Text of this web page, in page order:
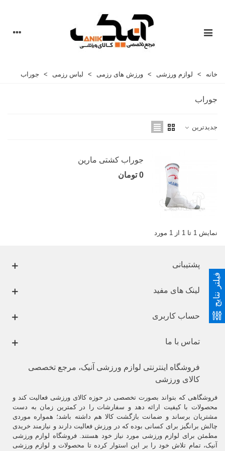
خانه > لوازم ورزشی > ورزش های رزمی > لباس رزمی > جوراب
جوراب
جدیدترین
جوراب کشتی مارین
0 تومان
نمایش 1 تا 1 از 1 مورد
پشتیبانی
لینک های مفید
حساب کاربری
تماس با ما
فروشگاه اینترنتی لوازم ورزشی آنیک، مرجع تخصصی
کالای ورزشی
فروشگاهی که بتواند بصورت تخصصی در حوزه کالای ورزشی فعالیت کند و
محصولات با کیفیت ارائه دهد و سفارشات را در کمترین زمان به دست
مشتریان برساند و ضمانت بازگشت کالا هم داشته باشد؛ همواره موردی
چالش برانگیز برای کسانی بوده که در ورزش فعالیت دارند و نیازمند خریدی
مطمئن برای لوازم ورزشی مورد نیاز خود هستند. فروشگاه لوازم ورزشی
آنیک، تمام تلاش خود را بر این استوار کرده تا محصولات و لوازم ورزشی
فیلتر نتایج